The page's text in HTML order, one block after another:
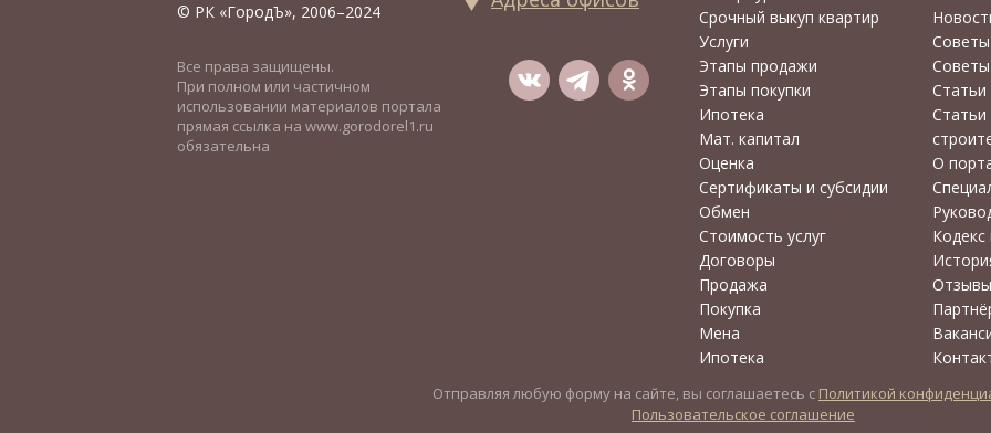
© РК «ГородЪ», 2006–2024
Все права защищены.
При полном или частичном
использовании материалов портала
прямая ссылка на www.gorodorel1.ru
обязательна
Срочный выкуп квартир
Услуги
Этапы продажи
Этапы покупки
Ипотека
Мат. капитал
Оценка
Сертификаты и субсидии
Обмен
Стоимость услуг
Договоры
Продажа
Покупка
Мена
Ипотека
О
Кодекс
Отзывы
Отправляя любую форму на сайте, вы соглашаетесь с Политикой
Пользовательское соглашение